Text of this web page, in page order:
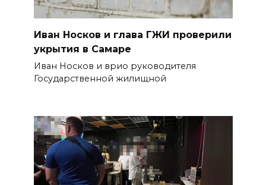
Иван Носков и глава ГЖИ проверили
укрытия в Самаре
Иван Носков и врио руководителя
Государственной жилищной